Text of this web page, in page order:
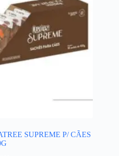
SUPREME P/ CÃES